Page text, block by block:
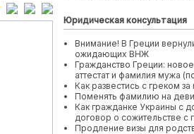
Юридическая консультация
Внимание! В Греции
ожидающих ВНЖ
Гражданство Греции:
аттестат и фамилия мужа
Как развестись с греком
Поменять фамилию на
Как гражданке Украины с
договор о сожительстве с
Продление визы для